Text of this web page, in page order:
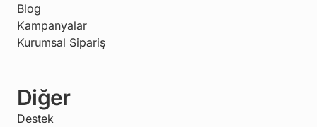
Blog
Kampanyalar
Kurumsal Sipariş
Diğer
Destek